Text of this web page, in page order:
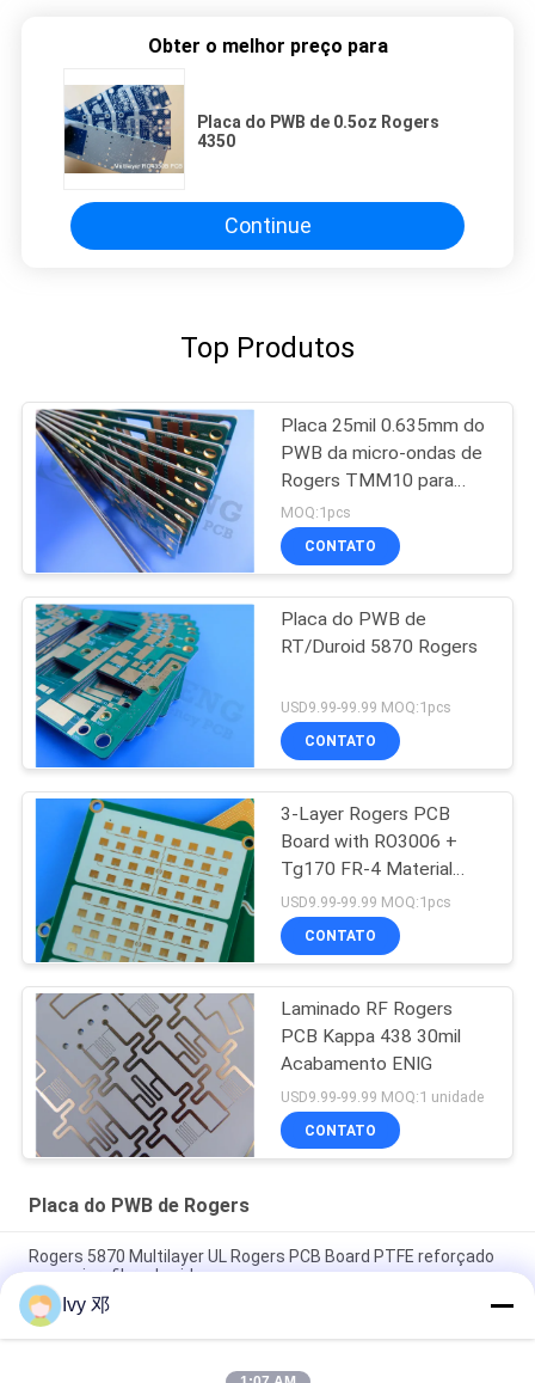
Obter o melhor preço para
Placa do PWB de 0.5oz Rogers
4350
Continue
Top Produtos
Placa 25mil 0.635mm do
PWB da micro-ondas de
Rogers TMM10 para
polarizadores dielétricos
MOQ:1pcs
CONTATO
Placa do PWB de
RT/Duroid 5870 Rogers
USD9.99-99.99 MOQ:1pcs
CONTATO
3-Layer Rogers PCB
Board with RO3006 +
Tg170 FR-4 Material
0.86mm Thickness and
98mm x 30mm Size
USD9.99-99.99 MOQ:1pcs
CONTATO
Laminado RF Rogers
PCB Kappa 438 30mil
Acabamento ENIG
USD9.99-99.99 MOQ:1 unidade
CONTATO
Placa do PWB de Rogers
Rogers 5870 Multilayer UL Rogers PCB Board PTFE reforçado
com microfibra de vidro
RT/duroid 5880 PCB de alta frequência, 2 camadas, material
31mil
Ivy 邓